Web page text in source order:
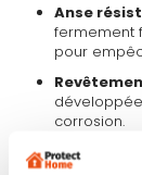
Anse
fermement
pour
corrosion.
Cadenas
seulement